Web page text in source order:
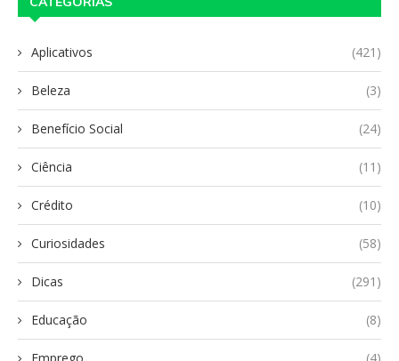
Aplicativos (421)
Beleza (3)
Benefício Social (24)
Ciência (11)
Crédito (10)
Curiosidades (58)
Dicas (291)
Educação (8)